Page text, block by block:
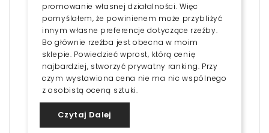
promowanie własnej działalności. Więc
pomyślałem, że powinienem może przybliżyć
innym własne preferencje dotyczące rzeźby.
Bo głównie rzeźba jest obecna w moim
sklepie. Powiedzieć wprost, którą cenię
najbardziej, stworzyć prywatny ranking. Przy
czym wystawiona cena nie ma nic wspólnego
z osobistą oceną sztuki.
Czytaj Dalej